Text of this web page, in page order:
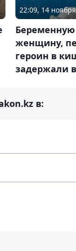
22:09, 14
женщину,
героин в
задержали
в: